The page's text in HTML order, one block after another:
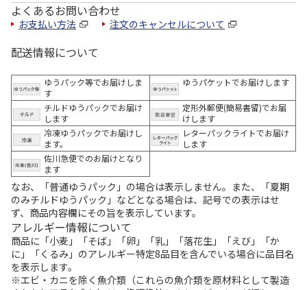
よくあるお問い合わせ
お支払い方法 注文のキャンセルについて
配送情報について
ゆうパック等でお届けしま
す
ゆうパケットでお届けします
チルドゆうパックでお届け
します
定形外郵便(簡易書留)でお届
けします
冷凍ゆうパックでお届けし
ます。
レターパックライトでお届け
します
佐川急便でのお届けとなり
ます
なお、「普通ゆうパック」の場合は表示しません。また、「夏期
のみチルドゆうパック」などとなる場合は、記号での表示はせ
ず、商品内容欄にその旨を表示しています。
アレルギー情報について
商品に「小麦」「そば」「卵」「乳」「落花生」「えび」「か
に」「くるみ」のアレルギー特定8品目を含んでいる場合に品目名
を表示します。
※エビ・カニを除く魚介類（これらの魚介類を原材料として製造